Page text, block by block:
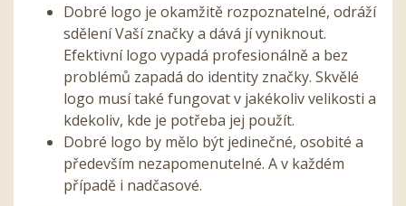
Dobré logo je okamžitě rozpoznatelné, odráží
sdělení Vaší značky a dává jí vyniknout.
Efektivní logo vypadá profesionálně a bez
problémů zapadá do identity značky. Skvělé
logo musí také fungovat v jakékoliv velikosti a
kdekoliv, kde je potřeba jej použít.
Dobré logo by mělo být jedinečné, osobité a
především nezapomenutelné. A v každém
případě i nadčasové.